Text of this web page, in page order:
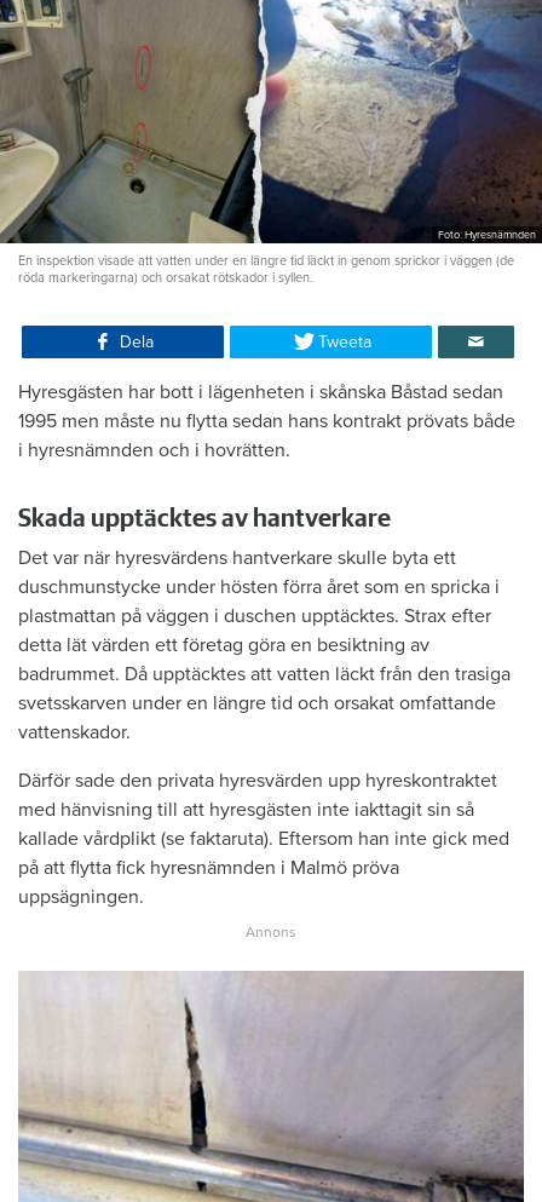
Foto: Hyresnämnden
En inspektion visade att vatten under en längre tid läckt in genom sprickor i väggen (de
röda markeringarna) och orsakat rötskador i syllen.
Dela Tweeta
Hyresgästen har bott i lägenheten i skånska Båstad sedan
1995 men måste nu flytta sedan hans kontrakt prövats både
i hyresnämnden och i hovrätten.
Skada upptäcktes av hantverkare
Det var när hyresvärdens hantverkare skulle byta ett
duschmunstycke under hösten förra året som en spricka i
plastmattan på väggen i duschen upptäcktes. Strax efter
detta lät värden ett företag göra en besiktning av
badrummet. Då upptäcktes att vatten läckt från den trasiga
svetsskarven under en längre tid och orsakat omfattande
vattenskador.
Därför sade den privata hyresvärden upp hyreskontraktet
med hänvisning till att hyresgästen inte iakttagit sin så
kallade vårdplikt (se faktaruta). Eftersom han inte gick med
på att flytta fick hyresnämnden i Malmö pröva
uppsägningen.